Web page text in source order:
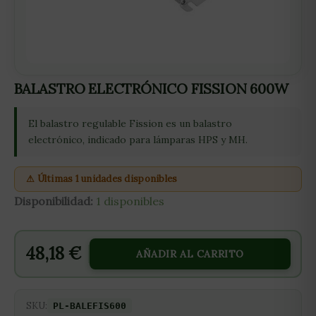
BALASTRO ELECTRÓNICO FISSION 600W
El balastro regulable Fission es un balastro
electrónico, indicado para lámparas HPS y MH.
⚠ Últimas 1 unidades disponibles
Disponibilidad: 1 disponibles
48,18 € AÑADIR AL CARRITO
SKU: PL-BALEFIS600